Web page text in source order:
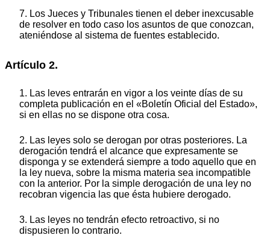
7. Los Jueces y Tribunales tienen el deber inexcusable
de resolver en todo caso los asuntos de que conozcan,
ateniéndose al sistema de fuentes establecido.
Artículo 2.
1. Las leves entrarán en vigor a los veinte días de su
completa publicación en el «Boletín Oficial del Estado»,
si en ellas no se dispone otra cosa.
2. Las leyes solo se derogan por otras posteriores. La
derogación tendrá el alcance que expresamente se
disponga y se extenderá siempre a todo aquello que en
la ley nueva, sobre la misma materia sea incompatible
con la anterior. Por la simple derogación de una ley no
recobran vigencia las que ésta hubiere derogado.
3. Las leyes no tendrán efecto retroactivo, si no
dispusieren lo contrario.